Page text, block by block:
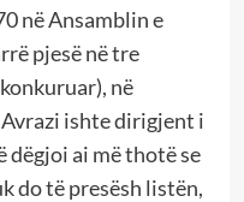
në Ansamblin e
pjesë në tre
në
ishte dirigjent i
ai më thotë se
do të presësh listën,